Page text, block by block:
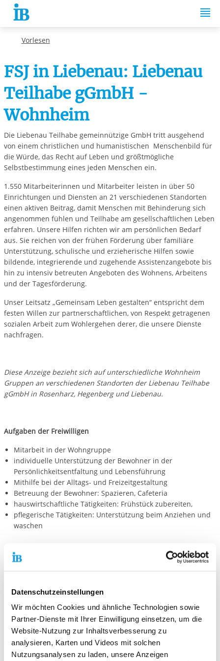
Datenschutzeinstellungen
Wir möchten Cookies und ähnliche Technologien sowie
Partner-Dienste mit Ihrer Einwilligung einsetzen, um die
Website-Nutzung zur Inhaltsverbesserung zu
analysieren, Karten und Videos mit solchen
Nutzungsanalysen zu laden, unsere Anzeigen
Springe zum Inhalt
Vorlesen
FSJ in Liebenau: Liebenau
Teilhabe gGmbH -
Wohnheim
Die Liebenau Teilhabe gemeinnützige GmbH tritt ausgehend
von einem christlichen und humanistischen Menschenbild für
die Würde, das Recht auf Leben und größtmögliche
Selbstbestimmung eines jeden Menschen ein.
1.550 Mitarbeiterinnen und Mitarbeiter leisten in über 50
Einrichtungen und Diensten an 21 verschiedenen Standorten
einen aktiven Beitrag, damit Menschen mit Behinderung sich
angenommen fühlen und Teilhabe am gesellschaftlichen Leben
erfahren. Unsere Hilfen richten wir am persönlichen Bedarf
aus. Sie reichen von der frühen Förderung über familiäre
Unterstützung, schulische und erzieherische Hilfen sowie
bildende, integrierende und zugehende Assistenzangebote bis
hin zu intensiv betreuten Angeboten des Wohnens, Arbeitens
und der Tagesförderung.
Unser Leitsatz „Gemeinsam Leben gestalten“ entspricht dem
festen Willen zur partnerschaftlichen, von Respekt getragenen
sozialen Arbeit zum Wohlergehen derer, die unsere Dienste
nachfragen.
Diese Anzeige bezieht sich auf unterschiedliche Wohnheim
Gruppen an verschiedenen Standorten der Liebenau Teilhabe
gGmbH in Rosenharz, Hegenberg und Liebenau.
Aufgaben der Freiwilligen
Mitarbeit in der Wohngruppe
individuelle Unterstützung der Bewohner in der
Persönlichkeitsentfaltung und Lebensführung
Mithilfe bei der Alltags- und Freizeitgestaltung
Betreuung der Bewohner: Spazieren, Cafeteria
hauswirtschaftliche Tätigkeiten: Frühstück zubereiten,
pflegerische Tätigkeiten: Unterstützung beim Anziehen und
waschen
Rahmenbedingungen
Erreichbarkeit: gut mit ÖPNV
Unterkunft: möglich
Verpflegungskostenzuschuss: 160€
Wohngeld: 160€
Taschengeld: 153 €, Fahrtkosten werden von der Einsatzstelle
übernommen